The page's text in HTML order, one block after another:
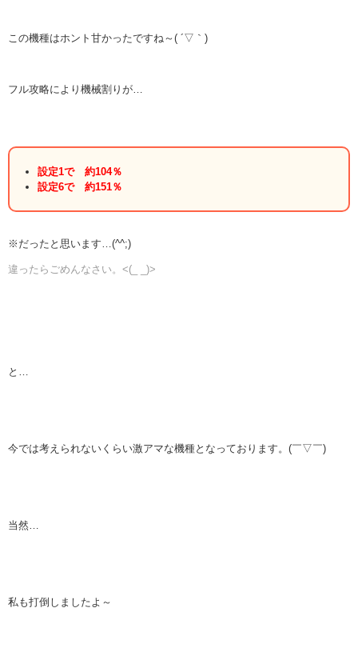
この機種はホント甘かったですね～( ´▽｀)
フル攻略により機械割りが…
設定1で 約104％
設定6で 約151％
※だったと思います…(^^;)
違ったらごめんなさい。<(_ _)>
と…
今では考えられないくらい激アマな機種となっております。(￣▽￣)
当然…
私も打倒しましたよ～